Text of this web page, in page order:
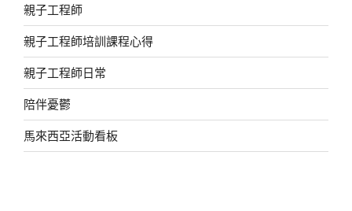
親子工程師
親子工程師培訓課程心得
親子工程師日常
陪伴憂鬱
馬來西亞活動看板